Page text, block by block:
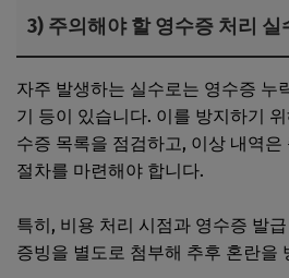
3) 주의해야 할 영수증 처리 실
자주 발생하는 실수로는 영수증 누
기 등이 있습니다. 이를 방지하기
수증 목록을 점검하고, 이상 내역
절차를 마련해야 합니다.
특히, 비용 처리 시점과 영수증 발
증빙을 별도로 첨부해 추후 혼란을